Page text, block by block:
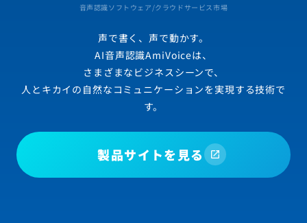
音声認識ソフトウェア/クラウドサービス市場
声で書く、声で動かす。
AI音声認識AmiVoiceは、
さまざまなビジネスシーンで、
人とキカイの自然なコミュニケーションを実現する技術で
す。
製品サイトを見る